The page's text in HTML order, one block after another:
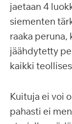
jaetaan 4
siementen
raaka peruna,
jäähdytetty
kaikki
Kuituja ei voi
pahasti ei